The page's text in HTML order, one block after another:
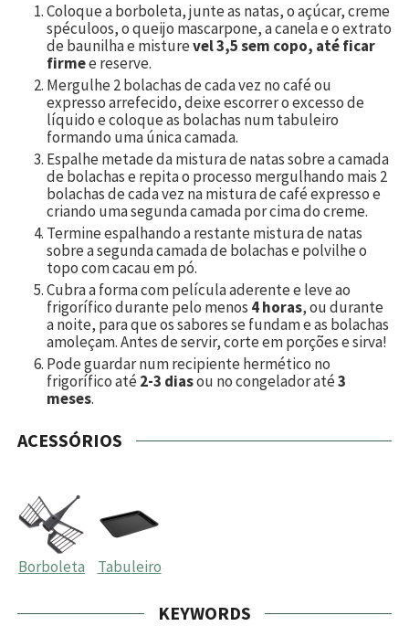
Coloque a borboleta, junte as natas, o açúcar, creme
spéculoos, o queijo mascarpone, a canela e o extrato
de baunilha e misturevel 3,5 sem copo, até ficar
firmee reserve.
Mergulhe 2 bolachas de cada vez no café ou
expresso arrefecido, deixe escorrer o excesso de
líquido e coloque as bolachas num tabuleiro
formando uma única camada.
Espalhe metade da mistura de natas sobre a camada
de bolachas e repita o processo mergulhando mais 2
bolachas de cada vez na mistura de café expresso e
criando uma segunda camada por cima do creme.
Termine espalhando a restante mistura de natas
sobre a segunda camada de bolachas e polvilhe o
topo com cacau em pó.
Cubra a forma com película aderente e leve ao
frigorífico durante pelo menos 4 horas, ou durante
a noite, para que os sabores se fundam e as bolachas
amoleçam. Antes de servir, corte em porções e sirva!
Pode guardar num recipiente hermético no
frigorífico até2-3 diasou no congelador até3
meses.
ACESSÓRIOS
Borboleta Tabuleiro
KEYWORDS